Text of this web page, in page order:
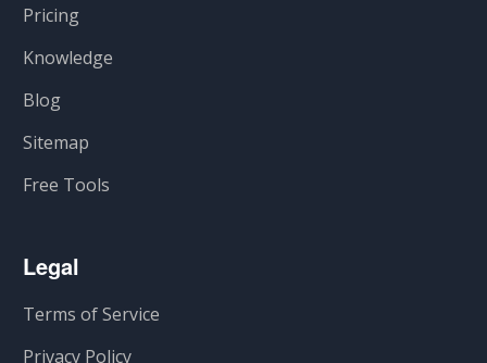
Pricing
Knowledge
Blog
Sitemap
Free Tools
Legal
Terms of Service
Privacy Policy